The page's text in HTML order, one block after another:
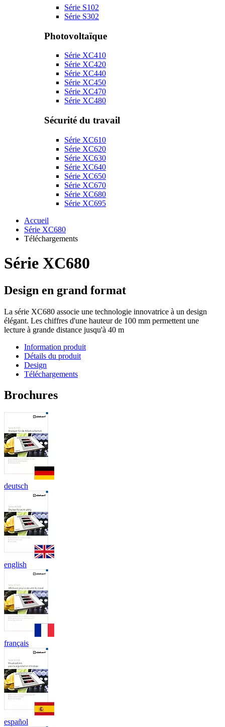
Série S102
Série S302
Photovoltaïque
Série XC410
Série XC420
Série XC440
Série XC450
Série XC470
Série XC480
Sécurité du travail
Série XC610
Série XC620
Série XC630
Série XC640
Série XC650
Série XC670
Série XC680
Série XC695
Accueil
Série XC680
Téléchargements
Série XC680
Design en grand format
La série XC680 associe une technologie innovatrice à un design
élégant. Les chiffres d'une hauteur de 100 mm permettent une
lecture à grande distance jusqu'à 40 m
Information produit
Détails du produit
Design
Téléchargements
Brochures
deutsch
english
français
español